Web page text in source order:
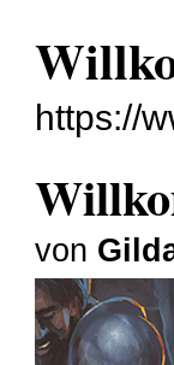
https://
von